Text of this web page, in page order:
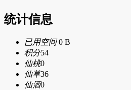
统计信息
已用空间0 B
积分54
仙桃0
仙草36
仙酒0